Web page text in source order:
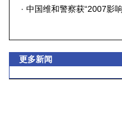
· 中国维和警察获“2007影
更多新闻